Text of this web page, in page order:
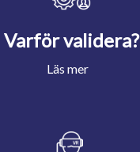
Varför validera?
Läs mer